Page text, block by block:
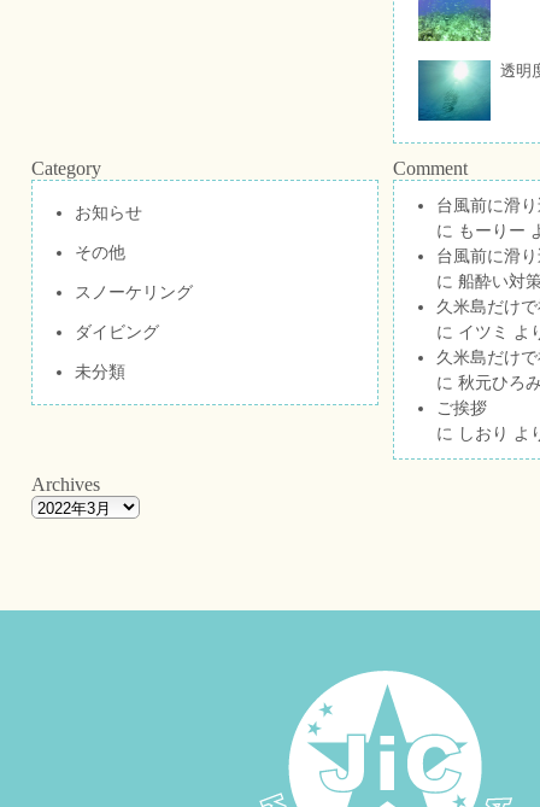
透明
Category
お知らせ
その他
スノーケリング
ダイビング
未分類
Comment
台風前に滑
に もーりー
台風前に滑
に 船酔い対
久米島だけ
に イツミ よ
久米島だけ
に 秋元ひろ
ご挨拶
に しおり よ
Archives